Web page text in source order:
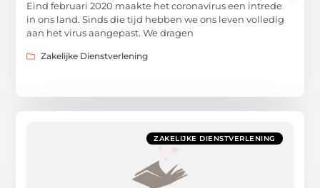
Eind februari 2020 maakte het coronavirus een intrede
in ons land. Sinds die tijd hebben we ons leven volledig
aan het virus aangepast. We dragen
Zakelijke Dienstverlening
ZAKELIJKE DIENSTVERLENING